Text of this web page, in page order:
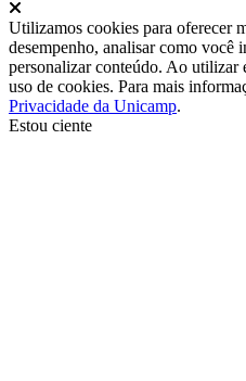
Utilizamos cookies para oferecer
desempenho, analisar como você
personalizar conteúdo. Ao utilizar
uso de cookies. Para mais
Privacidade da Unicamp.
Estou ciente